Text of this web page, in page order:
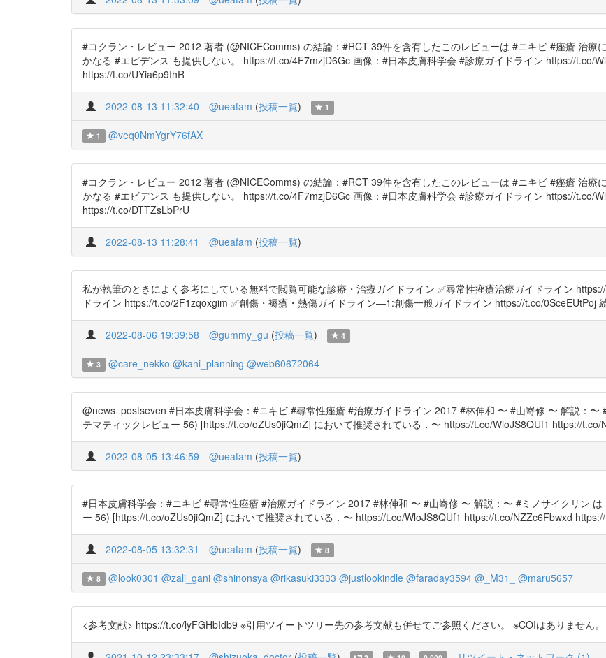
#コクラン・レビュー 2012 著者 (@NICEComms) の結論：#RCT 39件を含有したこのレビューは #ニキビ #痤瘡 治療
かなる #エビデンス も提供しない。 https://t.co/4F7mzjD6Gc 画像：#日本皮膚科学会 #診療ガイドライン https://t.co/
https://t.co/UYia6p9IhR
2022-08-13 11:32:40 @ueafam (投稿一覧) 1
1 @veq0NmYgrY76fAX
#コクラン・レビュー 2012 著者 (@NICEComms) の結論：#RCT 39件を含有したこのレビューは #ニキビ #痤瘡 治療
かなる #エビデンス も提供しない。 https://t.co/4F7mzjD6Gc 画像：#日本皮膚科学会 #診療ガイドライン https://t.co/
https://t.co/DTTZsLbPrU
2022-08-13 11:28:41 @ueafam (投稿一覧)
私が執筆のときによく参考にしている無料で閲覧可能な診療・治療ガイドライン ✅尋常性痤瘡治療ガイドライン
ドライン https://t.co/2F1zqoxgim ✅創傷・褥瘡・熱傷ガイドライン―1:創傷一般ガイドライン https://t.co/0SceEUtPoj
2022-08-06 19:39:58 @gummy_gu (投稿一覧) 4
3 @care_nekko @kahi_planning @web60672064
@news_postseven #日本皮膚科学会：#ニキビ #尋常性痤瘡 #治療ガイドライン 2017 #林伸和 〜 #山㟢修 〜 解説：
テマティックレビュー 56) [https://t.co/oZUs0jiQmZ] において推奨されている．〜 https://t.co/WloJS8QUf1 https://
2022-08-05 13:46:59 @ueafam (投稿一覧)
#日本皮膚科学会：#ニキビ #尋常性痤瘡 #治療ガイドライン 2017 #林伸和 〜 #山㟢修 〜 解説：〜 #ミノサイクリン
ー 56) [https://t.co/oZUs0jiQmZ] において推奨されている．〜 https://t.co/WloJS8QUf1 https://t.co/NZZc6Fbwxd
2022-08-05 13:32:31 @ueafam (投稿一覧) 8
8 @look0301 @zali_gani @shinonsya @rikasuki3333 @justlookindle @faraday3594 @_M31_ @maru5657
<参考文献> https://t.co/lyFGHbIdb9 ※引用ツイートツリー先の参考文献も併せてご参照ください。 ※COIはありません。